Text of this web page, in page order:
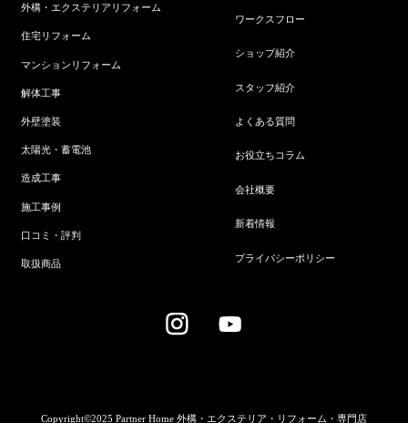
外構・エクステリアリフォーム
住宅リフォーム
マンションリフォーム
解体工事
外壁塗装
太陽光・蓄電池
造成工事
施工事例
口コミ・評判
取扱商品
ワークスフロー
ショップ紹介
スタッフ紹介
よくある質問
お役立ちコラム
会社概要
新着情報
プライバシーポリシー
Copyright©2025 Partner Home 外構・エクステリア・リフォーム・専門店